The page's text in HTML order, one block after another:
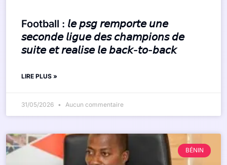
Football : 𝘭𝘦 𝘱𝘴𝘨 𝘳𝘦𝘮𝘱𝘰𝘳𝘵𝘦 𝘶𝘯𝘦
𝘴𝘦𝘤𝘰𝘯𝘥𝘦 𝘭𝘪𝘨𝘶𝘦 𝘥𝘦𝘴 𝘤𝘩𝘢𝘮𝘱𝘪𝘰𝘯𝘴 𝘥𝘦
𝘴𝘶𝘪𝘵𝘦 𝘦𝘵 𝘳𝘦𝘢𝘭𝘪𝘴𝘦 𝘭𝘦 𝘣𝘢𝘤𝘬-𝘵𝘰-𝘣𝘢𝘤𝘬
LIRE PLUS »
31/05/2026 Aucun commentaire
BÉNIN